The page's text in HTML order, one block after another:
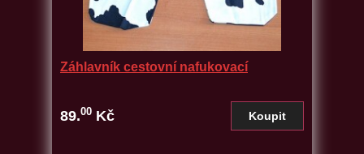
Záhlavník cestovní nafukovací
89.00 Kč